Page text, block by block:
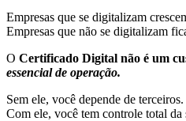
Empresas que se digitalizam
Empresas que não se digitalizam
O Certificado Digital não é um
essencial de operação.
Sem ele, você depende de terceiros.
Com ele, você tem controle total da